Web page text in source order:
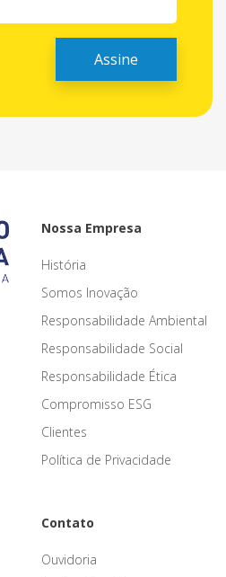
Nossa Empresa
História
Somos Inovação
Responsabilidade Ambiental
Responsabilidade Social
Responsabilidade Ética
Compromisso ESG
Clientes
Política de Privacidade
Contato
Ouvidoria